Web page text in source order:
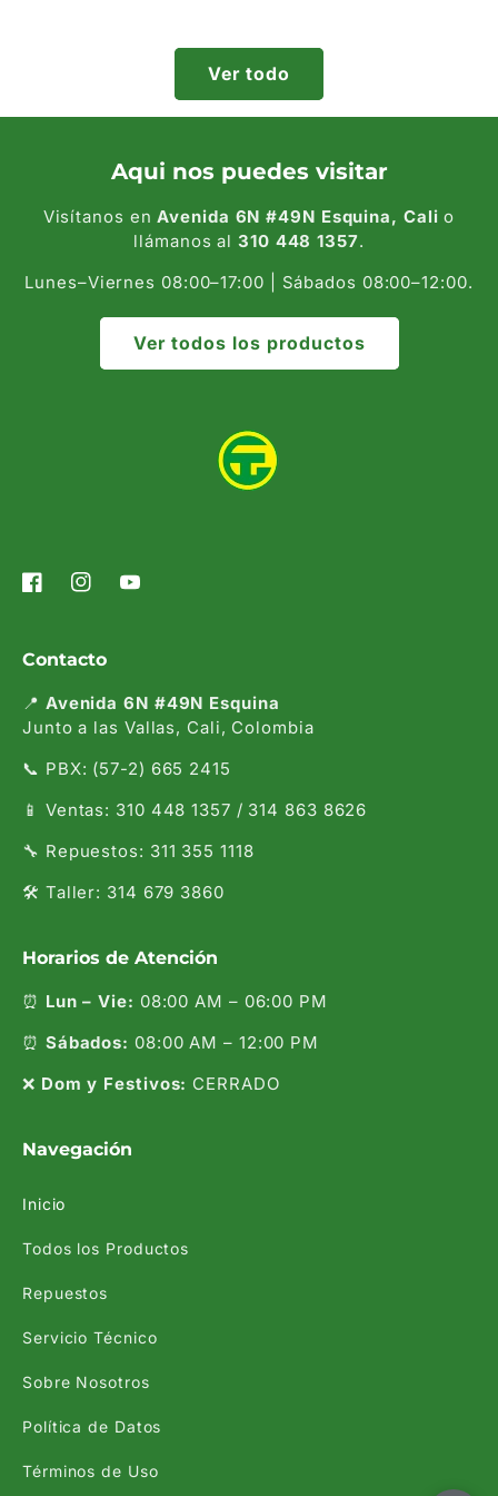
Ver todo
Aqui nos puedes visitar
Visítanos enAvenida 6N #49N Esquina, Cali o
llámanos al310 448 1357.
Lunes–Viernes 08:00–17:00 | Sábados 08:00–12:00.
Ver todos los productos
FacebookInstagramYouTube
Contacto
📍 Avenida 6N #49N Esquina
Junto a las Vallas, Cali, Colombia
📞 PBX: (57-2) 665 2415
📱 Ventas: 310 448 1357 / 314 863 8626
🔧 Repuestos: 311 355 1118
🛠️ Taller: 314 679 3860
Horarios de Atención
⏰ Lun – Vie: 08:00 AM – 06:00 PM
⏰ Sábados: 08:00 AM – 12:00 PM
❌ Dom y Festivos: CERRADO
Navegación
Inicio
Todos los Productos
Repuestos
Servicio Técnico
Sobre Nosotros
Política de Datos
Términos de Uso